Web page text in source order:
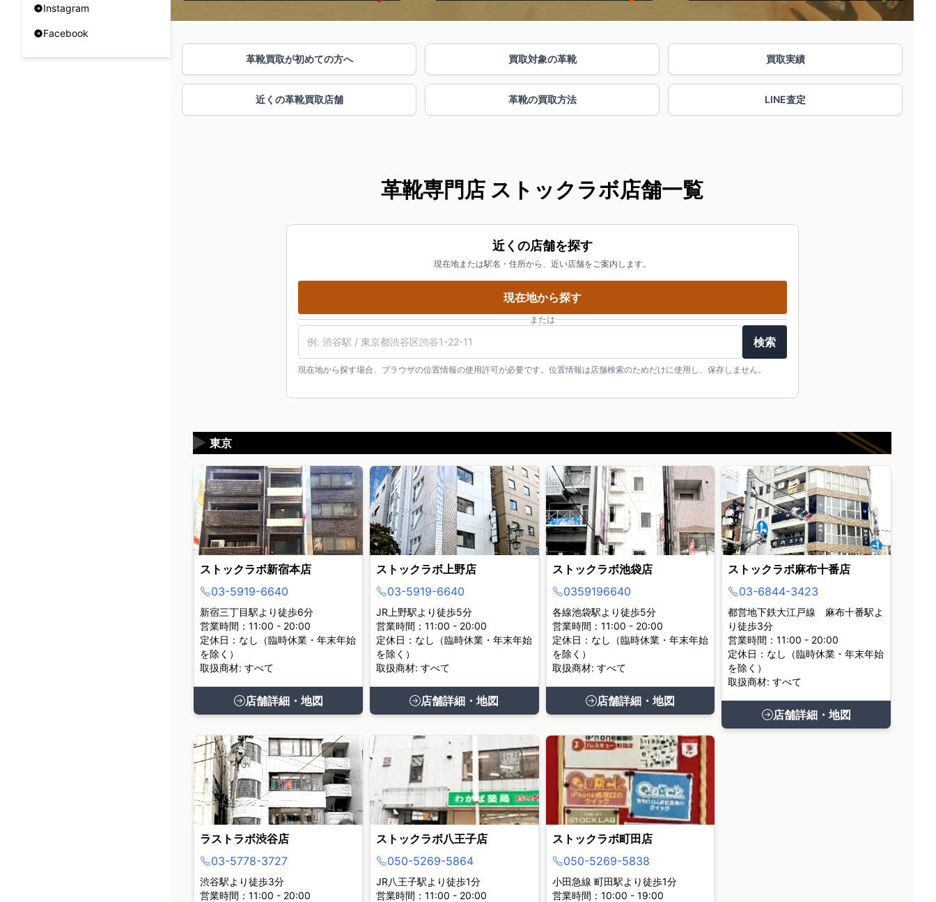
Instagram
Facebook
革靴買取が初めての方へ 買取対象の革靴 買取実績
近くの革靴買取店舗 革靴の買取方法 LINE査定
革靴専門店 ストックラボ店舗一覧
近くの店舗を探す
現在地または駅名・住所から、近い店舗をご案内します。
現在地から探す
または
検索
現在地から探す場合、ブラウザの位置情報の使用許可が必要です。位置情報は店舗検索のためだけに使用し、保存しません。
東京
▶
ストックラボ新宿本店
03-5919-6640
新宿三丁目駅より徒歩6分
営業時間：11:00 - 20:00
定休日：なし（臨時休業・年末年始
を除く）
取扱商材: すべて
店舗詳細・地図
ストックラボ上野店
03-5919-6640
JR上野駅より徒歩5分
営業時間：11:00 - 20:00
定休日：なし（臨時休業・年末年始
を除く）
取扱商材: すべて
店舗詳細・地図
ストックラボ池袋店
0359196640
各線池袋駅より徒歩5分
営業時間：11:00 - 20:00
定休日：なし（臨時休業・年末年始
を除く）
取扱商材: すべて
店舗詳細・地図
ストックラボ麻布十番店
03-6844-3423
都営地下鉄大江戸線 麻布十番駅よ
り徒歩3分
営業時間：11:00 - 20:00
定休日：なし（臨時休業・年末年始
を除く）
取扱商材: すべて
店舗詳細・地図
ラストラボ渋谷店
03-5778-3727
渋谷駅より徒歩3分
営業時間：11:00 - 20:00
ストックラボ八王子店
050-5269-5864
JR八王子駅より徒歩1分
営業時間：11:00 - 20:00
ストックラボ町田店
050-5269-5838
小田急線 町田駅より徒歩1分
営業時間：10:00 - 19:00